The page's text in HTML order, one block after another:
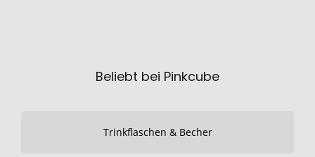
Beliebt bei Pinkcube
Trinkflaschen & Becher